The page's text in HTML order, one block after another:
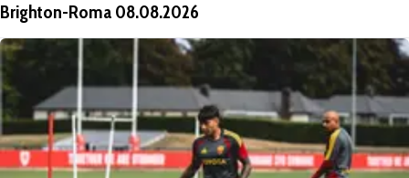
Brighton-Roma 08.08.2026